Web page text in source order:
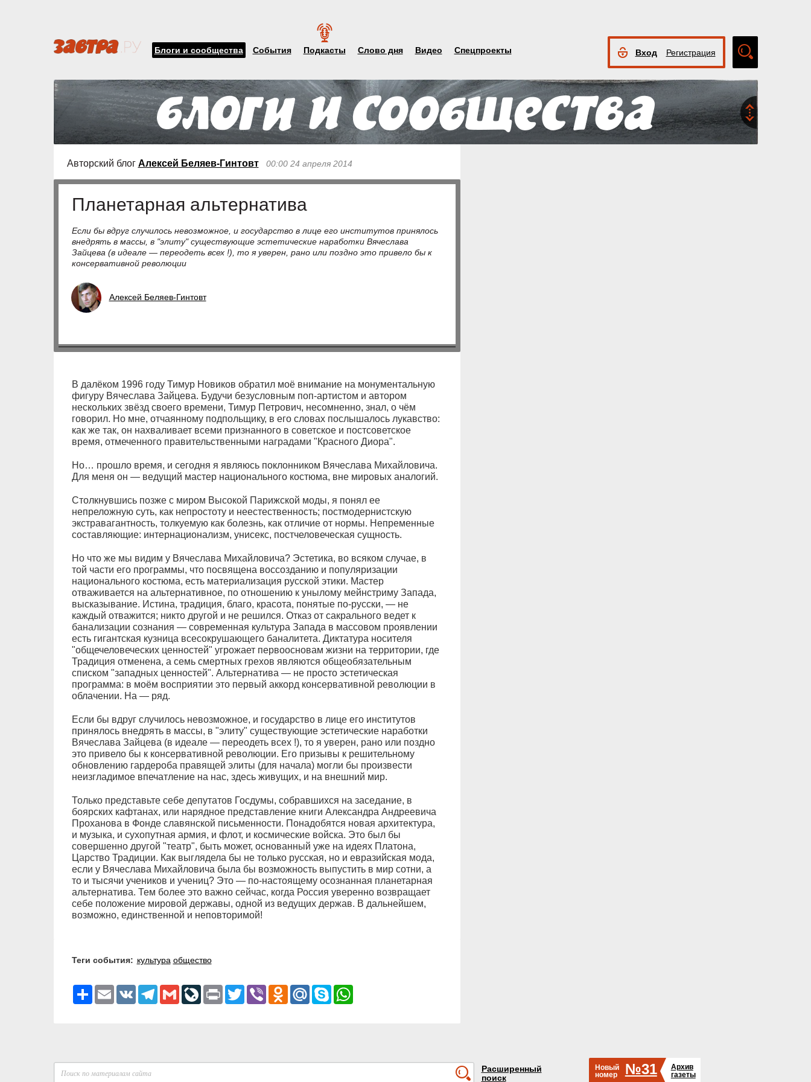
Блоги и сообщества События Подкасты Слово дня Видео Спецпроекты Вход Регистрация
поиск
Авторский блог Алексей Беляев-Гинтовт 00:00 24 апреля 2014
Планетарная альтернатива
Если бы вдруг случилось невозможное, и государство в лице его институтов принялось
внедрять в массы, в "элиту" существующие эстетические наработки Вячеслава
Зайцева (в идеале — переодеть всех !), то я уверен, рано или поздно это привело бы к
консервативной революции
Алексей Беляев-Гинтовт
В далёком 1996 году Тимур Новиков обратил моё внимание на монументальную
фигуру Вячеслава Зайцева. Будучи безусловным поп-артистом и автором
нескольких звёзд своего времени, Тимур Петрович, несомненно, знал, о чём
говорил. Но мне, отчаянному подпольщику, в его словах послышалось лукавство:
как же так, он нахваливает всеми признанного в советское и постсоветское
время, отмеченного правительственными наградами "Красного Диора".
Но… прошло время, и сегодня я являюсь поклонником Вячеслава Михайловича.
Для меня он — ведущий мастер национального костюма, вне мировых аналогий.
Столкнувшись позже с миром Высокой Парижской моды, я понял ее
непреложную суть, как непростоту и неестественность; постмодернистскую
экстравагантность, толкуемую как болезнь, как отличие от нормы. Непременные
составляющие: интернационализм, унисекс, постчеловеческая сущность.
Но что же мы видим у Вячеслава Михайловича? Эстетика, во всяком случае, в
той части его программы, что посвящена воссозданию и популяризации
национального костюма, есть материализация русской этики. Мастер
отваживается на альтернативное, по отношению к унылому мейнстриму Запада,
высказывание. Истина, традиция, благо, красота, понятые по-русски, — не
каждый отважится; никто другой и не решился. Отказ от сакрального ведет к
банализации сознания — современная культура Запада в массовом проявлении
есть гигантская кузница всесокрушающего баналитета. Диктатура носителя
"общечеловеческих ценностей" угрожает первоосновам жизни на территории, где
Традиция отменена, а семь смертных грехов являются общеобязательным
списком "западных ценностей". Альтернатива — не просто эстетическая
программа: в моём восприятии это первый аккорд консервативной революции в
облачении. На — ряд.
Если бы вдруг случилось невозможное, и государство в лице его институтов
принялось внедрять в массы, в "элиту" существующие эстетические наработки
Вячеслава Зайцева (в идеале — переодеть всех !), то я уверен, рано или поздно
это привело бы к консервативной революции. Его призывы к решительному
обновлению гардероба правящей элиты (для начала) могли бы произвести
неизгладимое впечатление на нас, здесь живущих, и на внешний мир.
Только представьте себе депутатов Госдумы, собравшихся на заседание, в
боярских кафтанах, или нарядное представление книги Александра Андреевича
Проханова в Фонде славянской письменности. Понадобятся новая архитектура,
и музыка, и сухопутная армия, и флот, и космические войска. Это был бы
совершенно другой "театр", быть может, основанный уже на идеях Платона,
Царство Традиции. Как выглядела бы не только русская, но и евразийская мода,
если у Вячеслава Михайловича была бы возможность выпустить в мир сотни, а
то и тысячи учеников и учениц? Это — по-настоящему осознанная планетарная
альтернатива. Тем более это важно сейчас, когда Россия уверенно возвращает
себе положение мировой державы, одной из ведущих держав. В дальнейшем,
возможно, единственной и неповторимой!
Теги события: культура общество
РесурсEmail VK Telegram
GmailLiveJournal
Print TwitterViber Odnoklassniki
Mail.RuSkypeWhatsApp
Расширенный
поиск
Новый
номер
№31
Архив
газеты